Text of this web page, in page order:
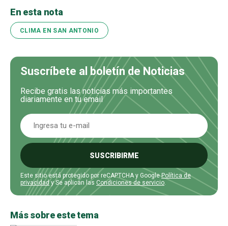
En esta nota
CLIMA EN SAN ANTONIO
Suscríbete al boletín de Noticias
Recibe gratis las noticias más importantes
diariamente en tu email
SUSCRIBIRME
Este sitio está protegido por reCAPTCHA y GooglePolítica de
privacidady Se aplican las Condiciones de servicio.
Más sobre este tema